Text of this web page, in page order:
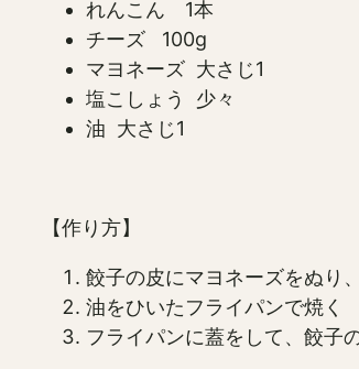
れんこん 1本
チーズ 100g
マヨネーズ 大さじ1
塩こしょう 少々
油 大さじ1
【作り方】
餃子の皮にマヨネーズをぬり
油をひいたフライパンで焼く
フライパンに蓋をして、餃子